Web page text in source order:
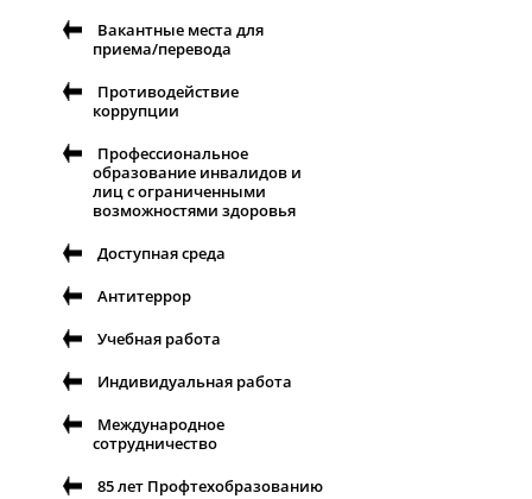
Вакантные места для
приема/перевода
Противодействие
коррупции
Профессиональное
образование инвалидов и
лиц с ограниченными
возможностями здоровья
Доступная среда
Антитеррор
Учебная работа
Индивидуальная работа
Международное
сотрудничество
85 лет Профтехобразованию